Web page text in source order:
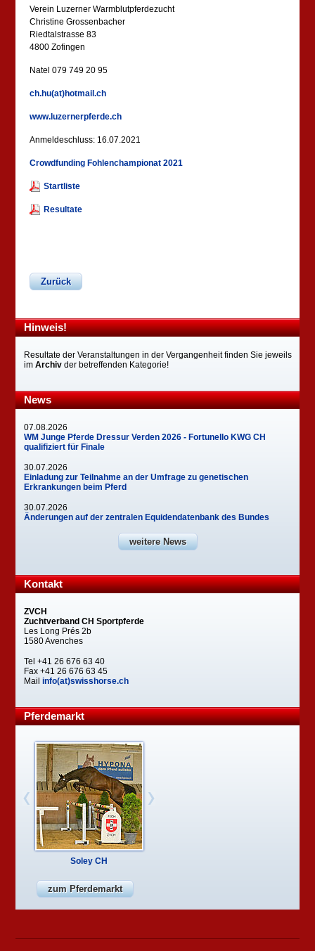
Verein Luzerner Warmblutpferdezucht
Christine Grossenbacher
Riedtalstrasse 83
4800 Zofingen
Natel 079 749 20 95
ch.hu(at)hotmail.ch
www.luzernerpferde.ch
Anmeldeschluss: 16.07.2021
Crowdfunding Fohlenchampionat 2021
Startliste
Resultate
Zurück
Hinweis!
Resultate der Veranstaltungen in der Vergangenheit finden Sie jeweils
imArchiv der betreffenden Kategorie!
News
07.08.2026
WM Junge Pferde Dressur Verden 2026 - Fortunello KWG CH
qualifiziert für Finale
30.07.2026
Einladung zur Teilnahme an der Umfrage zu genetischen
Erkrankungen beim Pferd
30.07.2026
Änderungen auf der zentralen Equidendatenbank des Bundes
weitere News
Kontakt
ZVCH
Zuchtverband CH Sportpferde
Les Long Prés 2b
1580 Avenches
Tel +41 26 676 63 40
Fax +41 26 676 63 45
Mailinfo(at)swisshorse.ch
Pferdemarkt
Soley CH
zum Pferdemarkt